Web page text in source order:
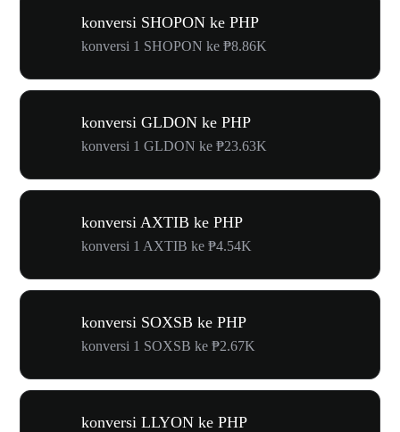
konversi SHOPON ke PHP
konversi 1 SHOPON ke ₱8.86K
konversi GLDON ke PHP
konversi 1 GLDON ke ₱23.63K
konversi AXTIB ke PHP
konversi 1 AXTIB ke ₱4.54K
konversi SOXSB ke PHP
konversi 1 SOXSB ke ₱2.67K
konversi LLYON ke PHP